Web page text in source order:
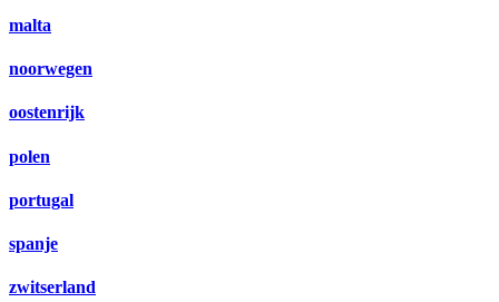
malta
noorwegen
oostenrijk
polen
portugal
spanje
zwitserland